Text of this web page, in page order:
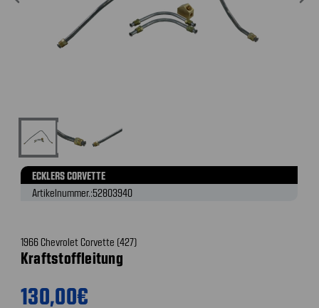
ECKLERS CORVETTE
Artikelnummer.:52803940
1966 Chevrolet Corvette (427)
Kraftstoffleitung
130,00€